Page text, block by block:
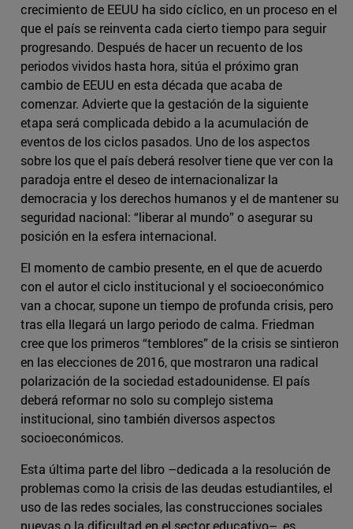
crecimiento de EEUU ha sido cíclico, en un proceso en el
que el país se reinventa cada cierto tiempo para seguir
progresando. Después de hacer un recuento de los
periodos vividos hasta hora, sitúa el próximo gran
cambio de EEUU en esta década que acaba de
comenzar. Advierte que la gestación de la siguiente
etapa será complicada debido a la acumulación de
eventos de los ciclos pasados. Uno de los aspectos
sobre los que el país deberá resolver tiene que ver con la
paradoja entre el deseo de internacionalizar la
democracia y los derechos humanos y el de mantener su
seguridad nacional: “liberar al mundo” o asegurar su
posición en la esfera internacional.
El momento de cambio presente, en el que de acuerdo
con el autor el ciclo institucional y el socioeconómico
van a chocar, supone un tiempo de profunda crisis, pero
tras ella llegará un largo periodo de calma. Friedman
cree que los primeros “temblores” de la crisis se sintieron
en las elecciones de 2016, que mostraron una radical
polarización de la sociedad estadounidense. El país
deberá reformar no solo su complejo sistema
institucional, sino también diversos aspectos
socioeconómicos.
Esta última parte del libro –dedicada a la resolución de
problemas como la crisis de las deudas estudiantiles, el
uso de las redes sociales, las construcciones sociales